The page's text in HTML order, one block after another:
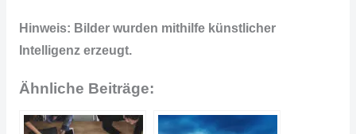
Hinweis: Bilder wurden mithilfe künstlicher
Intelligenz erzeugt.
Ähnliche Beiträge: